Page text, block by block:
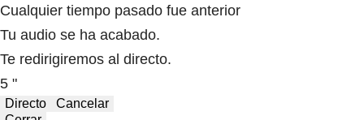
Cualquier tiempo pasado fue anterior
Tu audio se ha acabado.
Te redirigiremos al directo.
5 "
Directo
Cancelar